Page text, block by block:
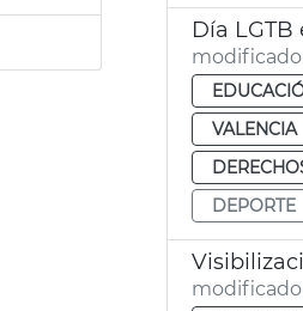
Día
modificado
VALENCIA
DEPORTE
modificado